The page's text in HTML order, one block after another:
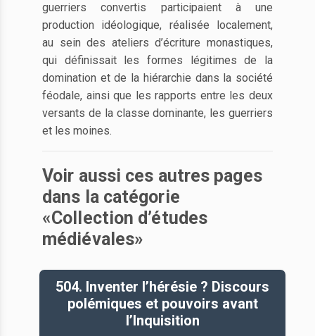
guerriers convertis participaient à une
production idéologique, réalisée localement,
au sein des ateliers d’écriture monastiques,
qui définissait les formes légitimes de la
domination et de la hiérarchie dans la société
féodale, ainsi que les rapports entre les deux
versants de la classe dominante, les guerriers
et les moines.
Voir aussi ces autres pages
dans la catégorie
«Collection d’études
médiévales»
504. Inventer l’hérésie ? Discours
polémiques et pouvoirs avant
l’Inquisition